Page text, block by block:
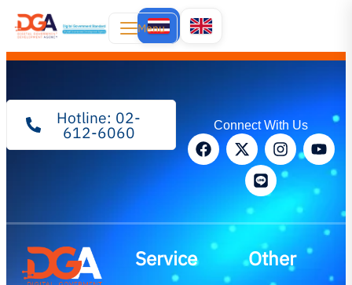
Menu
Hotline: 02-
612-6060 Connect With Us
Service Other